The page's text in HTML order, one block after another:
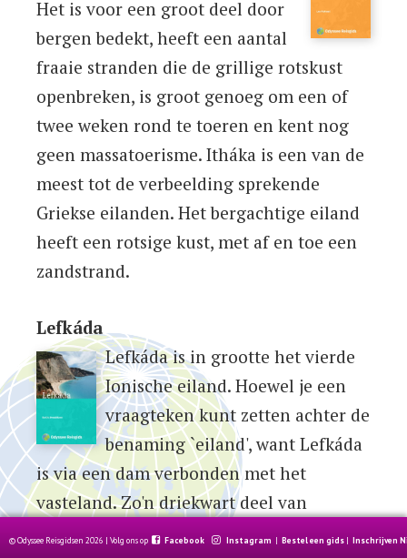
Het is voor een groot deel door
bergen bedekt, heeft een aantal
fraaie stranden die de grillige rotskust
openbreken, is groot genoeg om een of
twee weken rond te toeren en kent nog
geen massatoerisme. Itháka is een van de
meest tot de verbeelding sprekende
Griekse eilanden. Het bergachtige eiland
heeft een rotsige kust, met af en toe een
zandstrand.
Lefkáda
Lefkáda is in grootte het vierde
Ionische eiland. Hoewel je een
vraagteken kunt zetten achter de
benaming `eiland', want Lefkáda
is via een dam verbonden met het
vasteland. Zo'n driekwart deel van
Lefkáda is bedekt met bergen. Het eiland
© Odyssee Reisgidsen 2026 | Volg ons op Facebook Instagram | Bestel een gids | Inschrijven